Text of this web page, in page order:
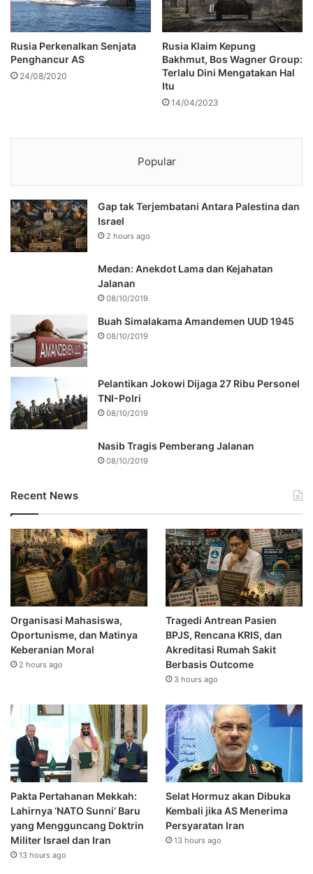
Rusia Perkenalkan Senjata
Penghancur AS
24/08/2020
Rusia Klaim Kepung
Bakhmut, Bos Wagner Group:
Terlalu Dini Mengatakan Hal
Itu
14/04/2023
Popular
Gap tak Terjembatani Antara Palestina dan
Israel
2 hours ago
Medan: Anekdot Lama dan Kejahatan
Jalanan
08/10/2019
Buah Simalakama Amandemen UUD 1945
08/10/2019
Pelantikan Jokowi Dijaga 27 Ribu Personel
TNI-Polri
08/10/2019
Nasib Tragis Pemberang Jalanan
08/10/2019
Recent News
Organisasi Mahasiswa,
Oportunisme, dan Matinya
Keberanian Moral
2 hours ago
Tragedi Antrean Pasien
BPJS, Rencana KRIS, dan
Akreditasi Rumah Sakit
Berbasis Outcome
3 hours ago
Pakta Pertahanan Mekkah:
Lahirnya ‘NATO Sunni’ Baru
yang Mengguncang Doktrin
Militer Israel dan Iran
13 hours ago
Selat Hormuz akan Dibuka
Kembali jika AS Menerima
Persyaratan Iran
13 hours ago